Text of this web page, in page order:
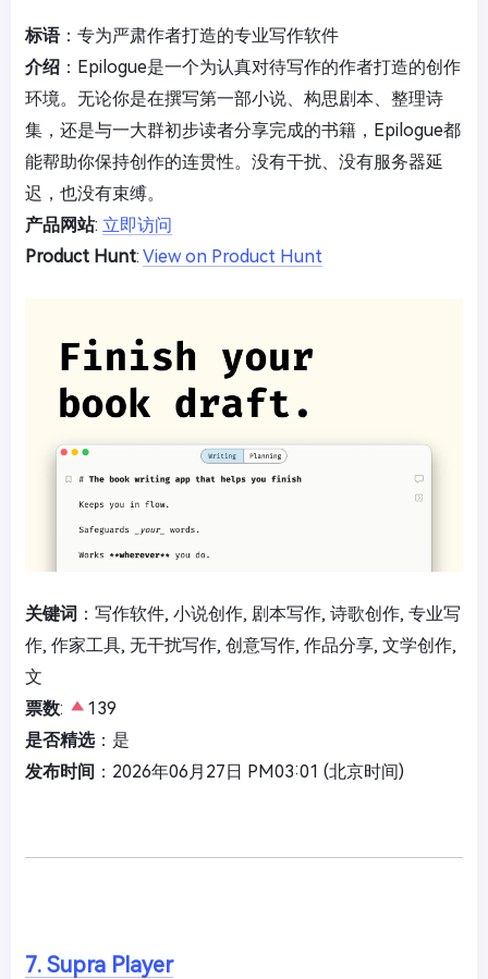
标语：专为严肃作者打造的专业写作软件
介绍 ：Epilogue是一个为认真对待写作的作者打造的创作
环境。无论你是在撰写第一部小说、构思剧本、整理诗
集，还是与一大群初步读者分享完成的书籍，Epilogue都
能帮助你保持创作的连贯性。没有干扰、没有服务器延
迟，也没有束缚。
产品网站: 立即访问
Product Hunt: View on Product Hunt
关键词 ：写作软件, 小说创作, 剧本写作, 诗歌创作, 专业写
作, 作家工具, 无干扰写作, 创意写作, 作品分享, 文学创作,
文
票数:
139
是否精选：是
发布时间 ：2026年06月27日 PM03:01 (北京时间)
7. Supra Player